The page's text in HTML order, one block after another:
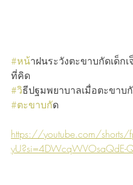
#หนาฝนระวังตะขาบกัดเด็ก
ที่คิด
#วธีปฐมพยาบาลเมื่อตะขาบ
#ตะขาบกัด
https://youtube.com/shorts/
yU?si=4DWcqWVOsaQdE-